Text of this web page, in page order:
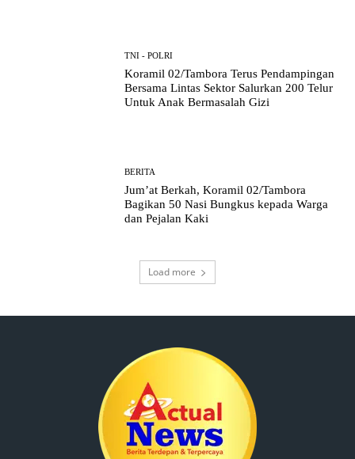
TNI - POLRI
Koramil 02/Tambora Terus Pendampingan
Bersama Lintas Sektor Salurkan 200 Telur
Untuk Anak Bermasalah Gizi
BERITA
Jum’at Berkah, Koramil 02/Tambora
Bagikan 50 Nasi Bungkus kepada Warga
dan Pejalan Kaki
Load more